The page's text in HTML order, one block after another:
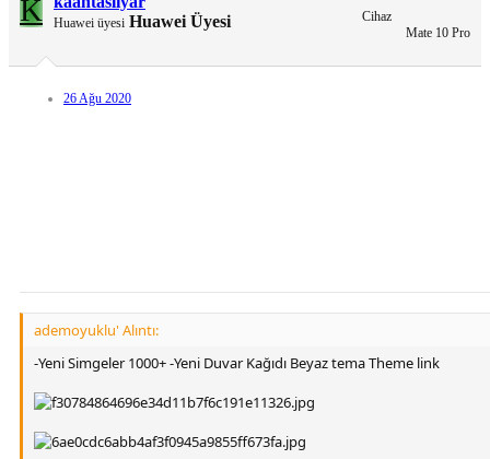
K Huawei üyesi Huawei Üyesi
Cihaz
Mate 10 Pro
26 Ağu 2020
ademoyuklu' Alıntı:
-Yeni Simgeler 1000+ -Yeni Duvar Kağıdı Beyaz tema Theme link